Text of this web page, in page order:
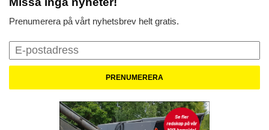
Prenumerera på vårt nyhetsbrev helt gratis.